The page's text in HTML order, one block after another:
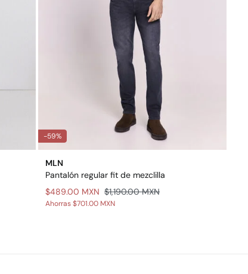
-59%
MLN
Pantalón regular fit de mezclilla
$489.00 MXN $1,190.00 MXN
Ahorras$701.00 MXN